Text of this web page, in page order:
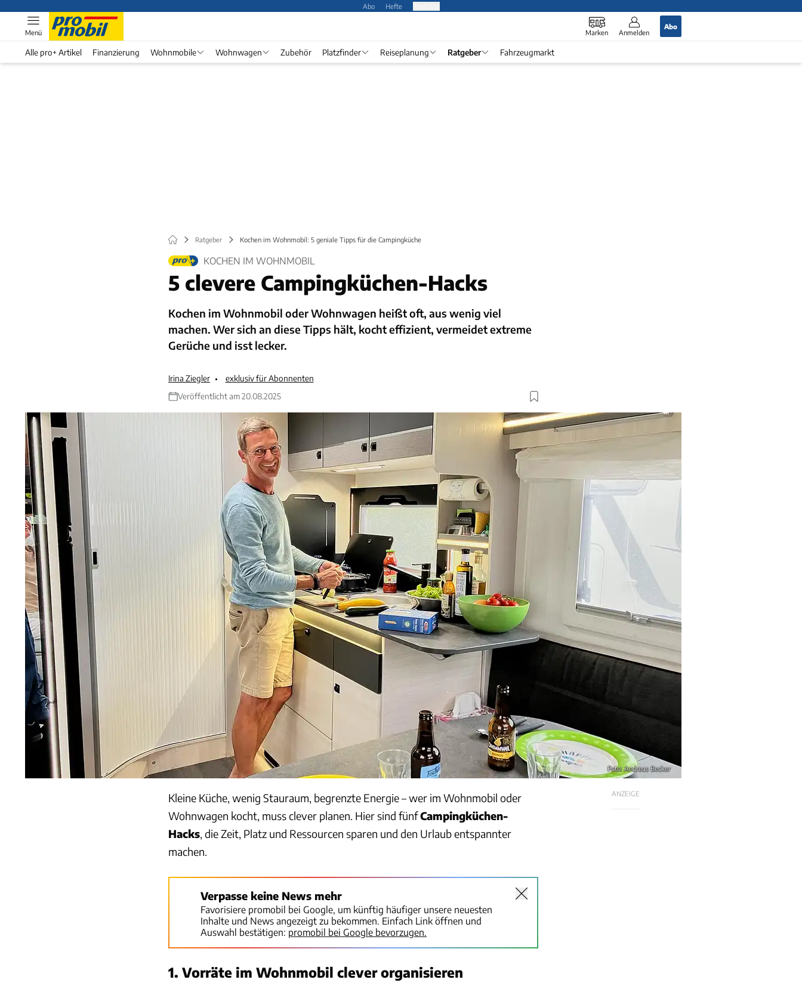
Abo Hefte
Marken Anmelden
Abo
Menü
Alle pro+ Artikel Finanzierung Wohnmobile Wohnwagen Zubehör Platzfinder Reiseplanung Ratgeber Fahrzeugmarkt
Ratgeber Kochen im Wohnmobil: 5 geniale Tipps für die Campingküche
KOCHEN IM WOHNMOBIL
5 clevere Campingküchen-Hacks
Kochen im Wohnmobil oder Wohnwagen heißt oft, aus wenig viel
machen. Wer sich an diese Tipps hält, kocht effizient, vermeidet extreme
Gerüche und isst lecker.
Irina Ziegler
exklusiv für Abonnenten
Veröffentlicht am 20.08.2025
Foto: Andreas Becker
ANZEIGE
Kleine Küche, wenig Stauraum, begrenzte Energie – wer im Wohnmobil oder
Wohnwagen kocht, muss clever planen. Hier sind fünfCampingküchen-
Hacks, die Zeit, Platz und Ressourcen sparen und den Urlaub entspannter
machen.
Verpasse keine News mehr
Favorisiere promobil bei Google, um künftig häufiger unsere neuesten
Inhalte und News angezeigt zu bekommen. Einfach Link öffnen und
Auswahl bestätigen: promobil bei Google bevorzugen.
1. Vorräte im Wohnmobil clever organisieren